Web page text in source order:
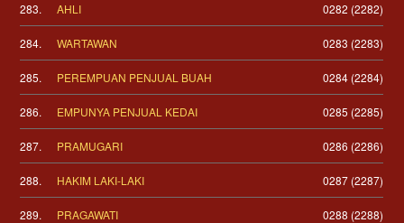
283. AHLI 0282 (2282)
284. WARTAWAN 0283 (2283)
285. PEREMPUAN PENJUAL BUAH 0284 (2284)
286. EMPUNYA PENJUAL KEDAI 0285 (2285)
287. PRAMUGARI 0286 (2286)
288. HAKIM LAKI-LAKI 0287 (2287)
289. PRAGAWATI 0288 (2288)